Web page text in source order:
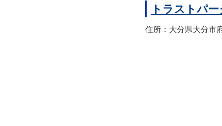
トラストパ
住所：大分県大分市